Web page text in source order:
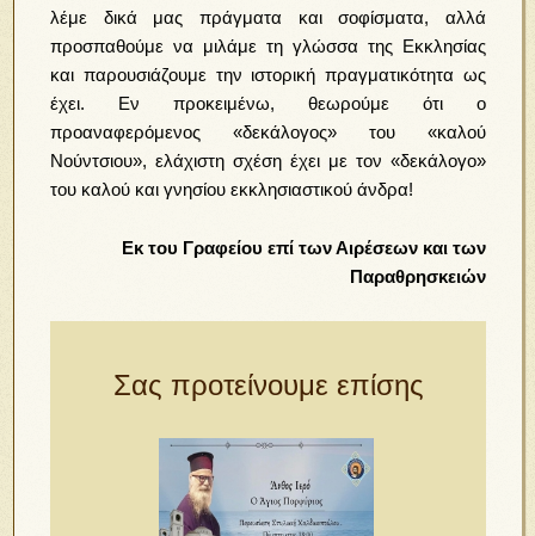
λέμε δικά μας πράγματα και σοφίσματα, αλλά
προσπαθούμε να μιλάμε τη γλώσσα της Εκκλησίας
και παρουσιάζουμε την ιστορική πραγματικότητα ως
έχει. Εν προκειμένω, θεωρούμε ότι ο
προαναφερόμενος «δεκάλογος» του «καλού
Νούντσιου», ελάχιστη σχέση έχει με τον «δεκάλογο»
του καλού και γνησίου εκκλησιαστικού άνδρα!
Εκ του Γραφείου επί των Αιρέσεων και των
Παραθρησκειών
Σας προτείνουμε επίσης